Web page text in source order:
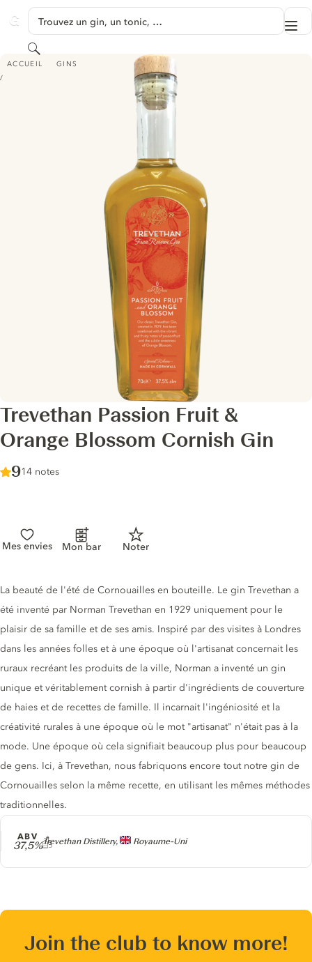
GINVENTORY
Trouvez un gin, un tonic, …
Rechercher
ACCUEIL GINS
TREVETHAN PASSION FRUIT & ORANGE BLOSSOM CORNISH GIN
Trevethan Passion Fruit &
Orange Blossom Cornish Gin
Score :
9/ 10
14 notes
Mes envies Mon bar Noter
Producteur
Trevethan Distillery, Royaume-Uni
ABV
37,5%
Description du gin
La beauté de l'été de Cornouailles en bouteille. Le gin Trevethan a
été inventé par Norman Trevethan en 1929 uniquement pour le
plaisir de sa famille et de ses amis. Inspiré par des visites à Londres
dans les années folles et à une époque où l'artisanat concernait les
ruraux recréant les produits de la ville, Norman a inventé un gin
unique et véritablement cornish à partir d'ingrédients de couverture
de haies et de recettes de famille. Il incarnait l'ingéniosité et la
créativité rurales à une époque où le mot "artisanat" n'était pas à la
mode. Une époque où cela signifiait beaucoup plus pour beaucoup
de gens. Ici, à Trevethan, nous fabriquons encore tout notre gin de
Cornouailles selon la même recette, en utilisant les mêmes méthodes
traditionnelles.
Join the club to know more!